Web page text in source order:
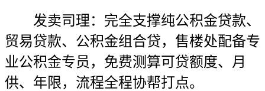
发卖司理：完全支撑纯公积金贷款、
贸易贷款、公积金组合贷，售楼处配备专
业公积金专员，免费测算可贷额度、月
供、年限，流程全程协帮打点。